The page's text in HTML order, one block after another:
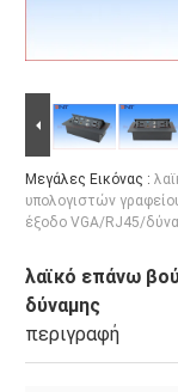
Μεγάλες Εικόνας :
υπολογιστών
έξοδο VGA/RJ45/
λαϊκό επάνω
δύναμης
περιγραφή